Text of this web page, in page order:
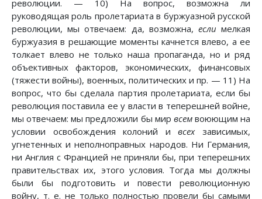
революции. — 10) На вопрос, возможна ли
руководящая роль пролетариата в буржуазной русской
революции, мы отвечаем: да, возможна, если мелкая
буржуазия в решающие моменты качнется влево, а ее
толкает влево не только наша пропаганда, но и ряд
объективных факторов, экономических, финансовых
(тяжести войны), военных, политических и пр. — 11) На
вопрос, что бы сделала партия пролетариата, если бы
революция поставила ее у власти в теперешней войне,
мы отвечаем: мы предложили бы мир всемвоюющим на
условии освобождения колоний ивсехзависимых,
угнетенных и неполноправных народов. Ни Германия,
ни Англия с Францией не приняли бы, при теперешних
правительствах их, этого условия. Тогда мы должны
были бы подготовить и повести революционную
войну, т. е. не только полностью провели бы самыми